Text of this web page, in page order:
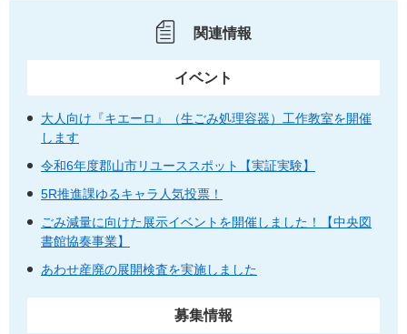
関連情報
イベント
大人向け『キエーロ』（生ごみ処理容器）工作教室を開催
します
令和6年度郡山市リユーススポット【実証実験】
5R推進課ゆるキャラ人気投票！
ごみ減量に向けた展示イベントを開催しました！【中央図
書館協奏事業】
あわせ産廃の展開検査を実施しました
募集情報